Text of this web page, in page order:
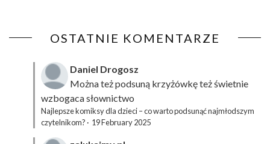
OSTATNIE KOMENTARZE
Daniel Drogosz
Można też podsuną krzyżówkęteż świetnie
wzbogaca słownictwo
Najlepsze komiksy dla dzieci – co warto podsunąć najmłodszym
czytelnikom? · 19 February 2025